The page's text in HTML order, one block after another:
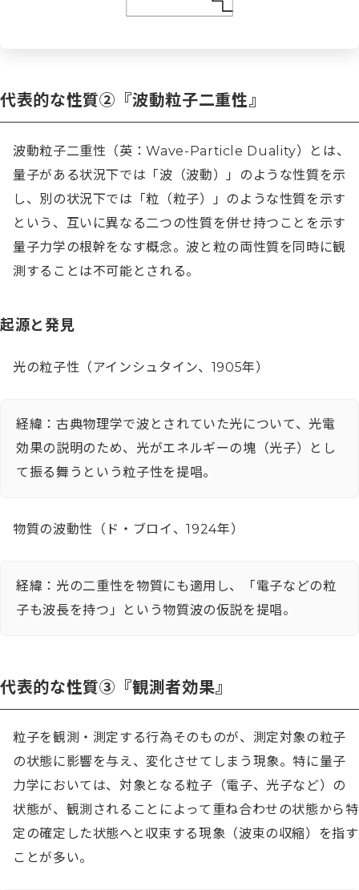
代表的な性質②『波動粒子二重性』
波動粒子二重性（英：Wave-Particle Duality）とは、
量子がある状況下では「波（波動）」のような性質を示
し、別の状況下では「粒（粒子）」のような性質を示す
という、互いに異なる二つの性質を併せ持つことを示す
量子力学の根幹をなす概念。波と粒の両性質を同時に観
測することは不可能とされる。
起源と発見
光の粒子性（アインシュタイン、1905年）
経緯：古典物理学で波とされていた光について、光電
効果の説明のため、光がエネルギーの塊（光子）とし
て振る舞うという粒子性を提唱。
物質の波動性（ド・ブロイ、1924年）
経緯：光の二重性を物質にも適用し、「電子などの粒
子も波長を持つ」という物質波の仮説を提唱。
代表的な性質③『観測者効果』
粒子を観測・測定する行為そのものが、測定対象の粒子
の状態に影響を与え、変化させてしまう現象。特に量子
力学においては、対象となる粒子（電子、光子など）の
状態が、観測されることによって重ね合わせの状態から特
定の確定した状態へと収束する現象（波束の収縮）を指す
ことが多い。